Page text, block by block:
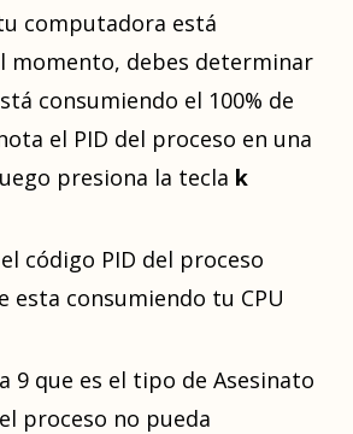
computadora está
momento, debes determinar
consumiendo el 100% de
el PID del proceso en una
presiona la tecla k
código PID del proceso
esta consumiendo tu CPU
9 que es el tipo de Asesinato
proceso no pueda